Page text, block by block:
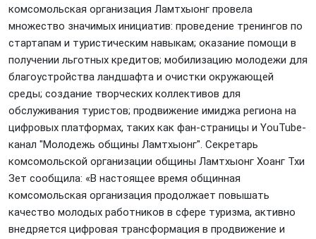
комсомольская организация Ламтхыонг провела
множество значимых инициатив: проведение тренингов по
стартапам и туристическим навыкам; оказание помощи в
получении льготных кредитов; мобилизацию молодежи для
благоустройства ландшафта и очистки окружающей
среды; создание творческих коллективов для
обслуживания туристов; продвижение имиджа региона на
цифровых платформах, таких как фан-страницы и YouTube-
канал "Молодежь общины Ламтхыонг". Секретарь
комсомольской организации общины Ламтхыонг Хоанг Тхи
Зет сообщила: «В настоящее время общинная
комсомольская организация продолжает повышать
качество молодых работников в сфере туризма, активно
внедряется цифровая трансформация в продвижение и